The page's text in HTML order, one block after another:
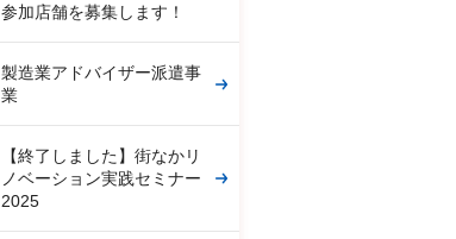
参加店舗を募集します！
製造業アドバイザー派遣事
業
【終了しました】街なかリ
ノベーション実践セミナー
2025